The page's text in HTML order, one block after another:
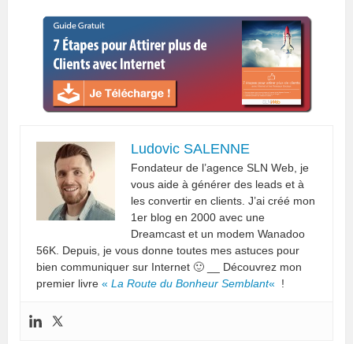
Ludovic SALENNE
Fondateur de l’agence SLN Web, je
vous aide à générer des leads et à
les convertir en clients. J’ai créé mon
1er blog en 2000 avec une
Dreamcast et un modem Wanadoo
56K. Depuis, je vous donne toutes mes astuces pour
bien communiquer sur Internet 🙂 __ Découvrez mon
premier livre « La Route du Bonheur Semblant« !